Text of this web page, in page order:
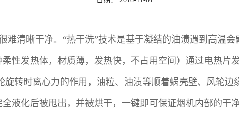
难清晰干净。“热干洗”技术是基于凝结的油渍遇到高温
性发热体，材质薄，发热快，不占用空间）通过电热片
旋转时离心力的作用，油粒、油渍等顺着蜗壳壁、风轮
液化后被甩出，并被烘干，一键即可保证烟机内部的干